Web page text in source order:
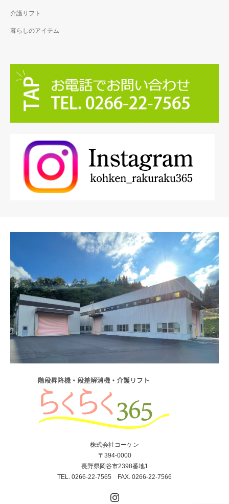
介護リフト
暮らしのアイテム
株式会社コーケン
〒394-0000
長野県岡谷市2398番地1
TEL. 0266-22-7565 FAX. 0266-22-7566